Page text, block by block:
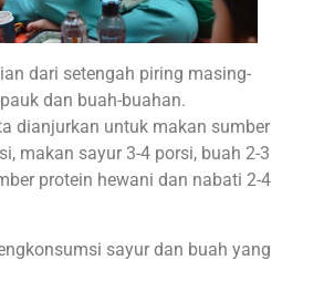
dari setengah piring masing-
dan buah-buahan.
dianjurkan untuk makan sumber
makan sayur 3-4 porsi, buah 2-3
protein hewani dan nabati 2-4
sayur dan buah yang